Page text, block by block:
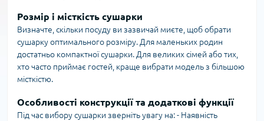
Розмір і місткість сушарки
Визначте, скільки посуду ви зазвичай миєте, щоб обрати
сушарку оптимального розміру. Для маленьких родин
достатньо компактної сушарки. Для великих сімей або тих,
хто часто приймає гостей, краще вибрати модель з більшою
місткістю.
Особливості конструкції та додаткові функції
Під час вибору сушарки зверніть увагу на: - Наявність